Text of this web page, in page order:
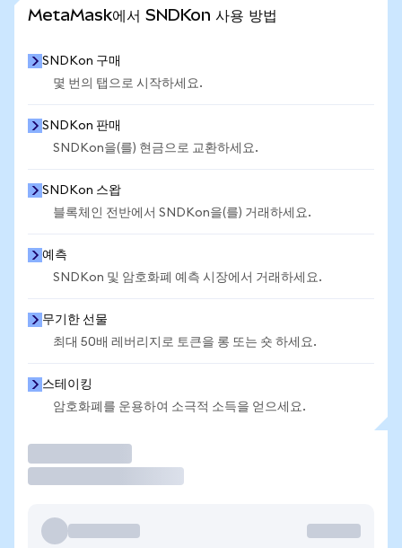
MetaMask에서 SNDKon 사용 방법
SNDKon 구매
몇 번의 탭으로 시작하세요.
SNDKon 판매
SNDKon을(를) 현금으로 교환하세요.
SNDKon 스왑
블록체인 전반에서 SNDKon을(를) 거래하세요.
예측
SNDKon 및 암호화폐 예측 시장에서 거래하세요.
무기한 선물
최대 50배 레버리지로 토큰을 롱 또는 숏 하세요.
스테이킹
암호화폐를 운용하여 소극적 소득을 얻으세요.